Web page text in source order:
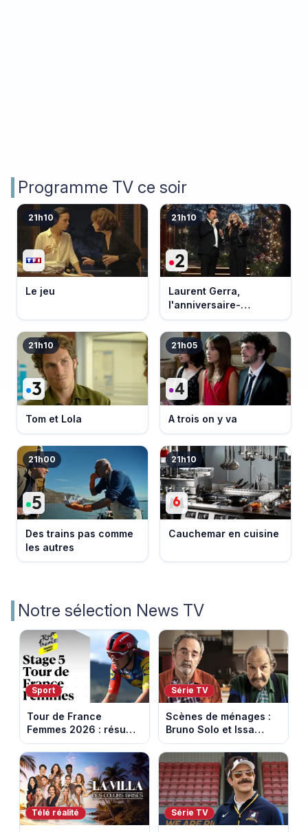
Programme TV ce soir
21h10
Le jeu
21h10
Laurent Gerra,
l'anniversaire-
événement
21h10
Tom et Lola
21h05
A trois on y va
21h00
Des trains pas comme
les autres
21h10
Cauchemar en cuisine
Notre sélection News TV
Sport
Tour de France
Femmes 2026 : résumé
vidéo de la 5e étape
entre Mâcon et
Belleville-en-
Beaujolais
Série TV
Scènes de ménages :
Bruno Solo et Issa
Doumbia rejoignent la
saison 18 sur M6
Télé réalité Série TV